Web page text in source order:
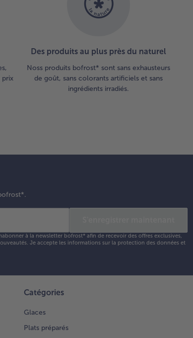
prix
Des produits au plus près du naturel
Noss produits bofrost* sont sans exhausteurs
de goût, sans colorants artificiels et sans
ingrédients irradiés.
à la newsletter bofrost* afin de recevoir des offres exclusives,
Je accepte les informations sur la protection des données et
Catégories
Glaces
Plats préparés